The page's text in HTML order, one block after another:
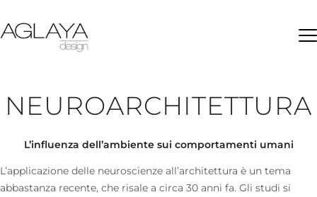
NEUROARCHITETTURA
L’influenza dell’ambiente sui comportamenti umani
L’applicazione delle neuroscienze all’architettura è un tema
abbastanza recente, che risale a circa 30 anni fa. Gli studi si